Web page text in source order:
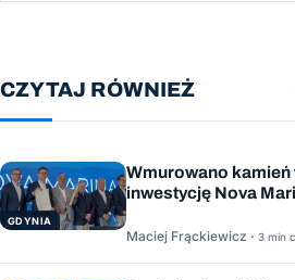
CZYTAJ RÓWNIEŻ
GDYNIA
Wmurowano kamień
inwestycję Nova
Maciej Frąckiewicz · 3 min